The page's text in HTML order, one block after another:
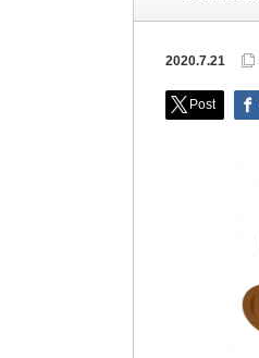
2020.7.21
Post